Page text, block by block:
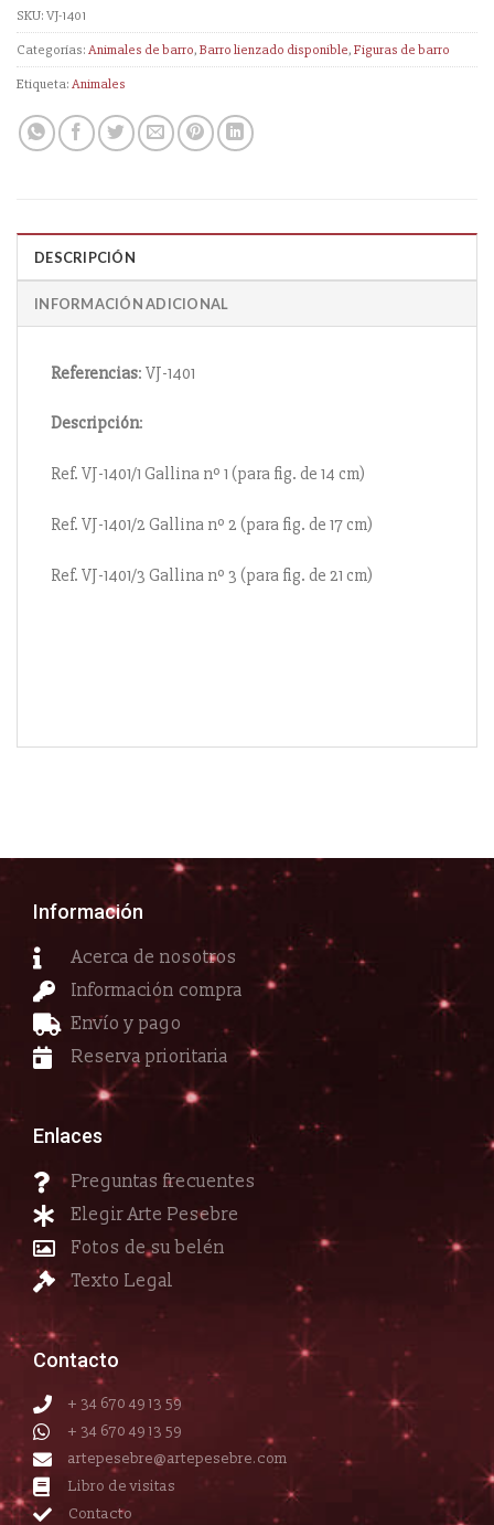
SKU:VJ-1401
Categorías:Animales de barro,Barro lienzado disponible,Figuras de barro
Etiqueta:Animales
DESCRIPCIÓN
INFORMACIÓN ADICIONAL
Referencias: VJ-1401
Descripción:
Ref. VJ-1401/1 Gallina nº 1 (para fig. de 14 cm)
Ref. VJ-1401/2 Gallina nº 2 (para fig. de 17 cm)
Ref. VJ-1401/3 Gallina nº 3 (para fig. de 21 cm)
Información
Acerca de nosotros
Información compra
Envío y pago
Reserva prioritaria
Enlaces
Preguntas frecuentes
Elegir Arte Pesebre
Fotos de su belén
Texto Legal
Contacto
+ 34 670 49 13 59
+ 34 670 49 13 59
artepesebre@artepesebre.com
Libro de visitas
Contacto